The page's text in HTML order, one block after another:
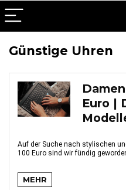
Günstige Uhren
Euro |
Auf der Suche nach stylischen
100 Euro sind wir fündig
MEHR